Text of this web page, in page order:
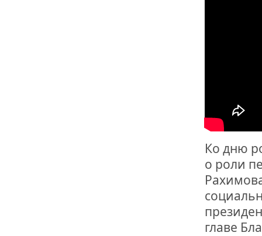
Ко дню
о роли
главе